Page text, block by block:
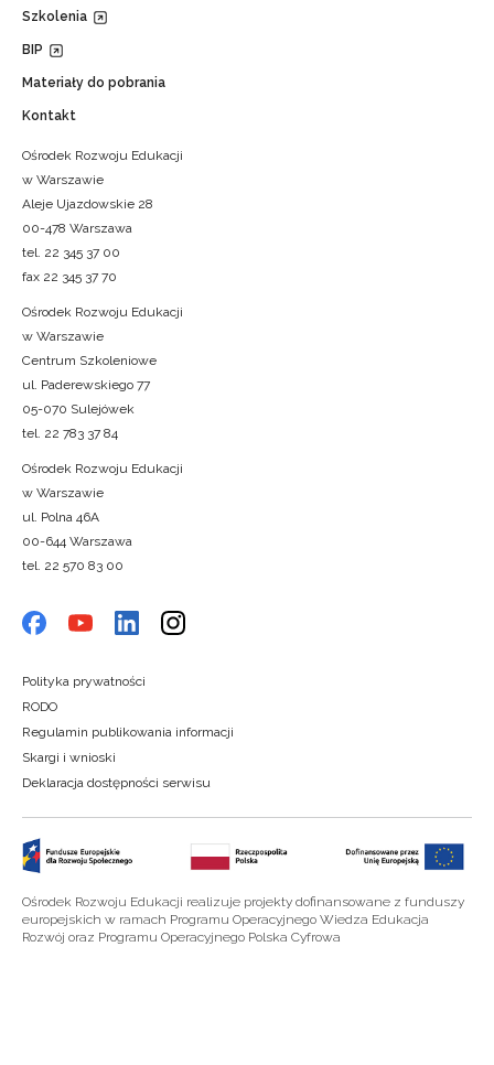
Szkolenia
BIP
Materiały do pobrania
Kontakt
Ośrodek Rozwoju Edukacji
w Warszawie
Aleje Ujazdowskie 28
00-478 Warszawa
tel. 22 345 37 00
fax 22 345 37 70
Ośrodek Rozwoju Edukacji
w Warszawie
Centrum Szkoleniowe
ul. Paderewskiego 77
05-070 Sulejówek
tel. 22 783 37 84
Ośrodek Rozwoju Edukacji
w Warszawie
ul. Polna 46A
00-644 Warszawa
tel. 22 570 83 00
Polityka prywatności
RODO
Regulamin publikowania informacji
Skargi i wnioski
Deklaracja dostępności serwisu
Ośrodek Rozwoju Edukacji realizuje projekty dofinansowane z funduszy
europejskich w ramach Programu Operacyjnego Wiedza Edukacja
Rozwój oraz Programu Operacyjnego Polska Cyfrowa